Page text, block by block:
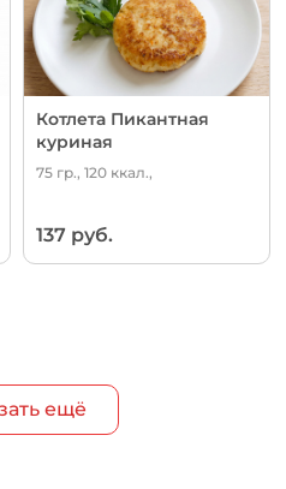
Котлета Пикантная
куриная
75 гр., 120 ккал.,
137 руб.
ещё